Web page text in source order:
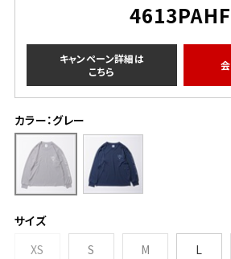
4613PAHF
キャンペーン詳細は
こちら
カラー：グレー
サイズ
XS
S M L